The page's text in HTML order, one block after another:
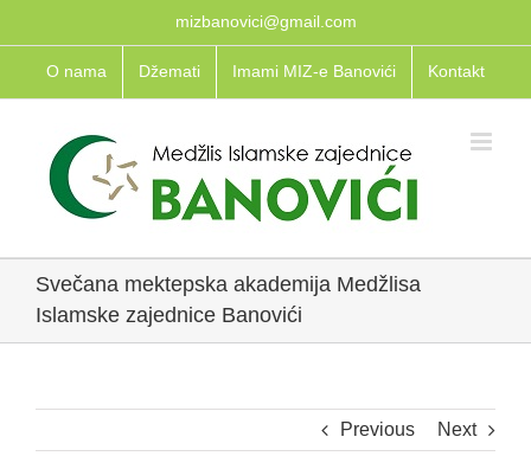
to
content
mizbanovici@gmail.com
O nama Džemati Imami MIZ-e Banovići Kontakt
Svečana mektepska akademija Medžlisa
Islamske zajednice Banovići
Previous Next